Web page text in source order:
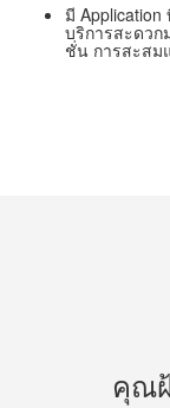
มี
บริการสะดวก
ชั่น การสะสม
คุณ